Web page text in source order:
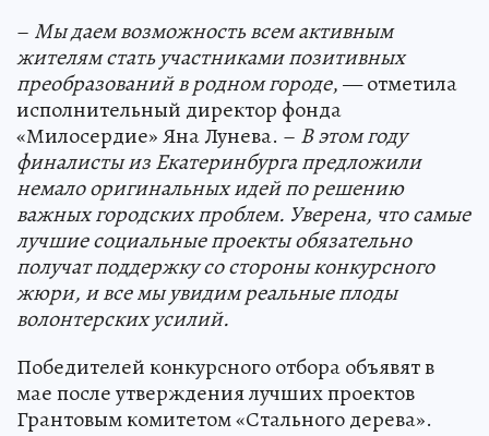
– Мы даем возможность всем активным
жителям стать участниками позитивных
преобразований в родном городе, — отметила
исполнительный директор фонда
«Милосердие» Яна Лунева. – В этом году
финалисты из Екатеринбурга предложили
немало оригинальных идей по решению
важных городских проблем. Уверена, что самые
лучшие социальные проекты обязательно
получат поддержку со стороны конкурсного
жюри, и все мы увидим реальные плоды
волонтерских усилий.
Победителей конкурсного отбора объявят в
мае после утверждения лучших проектов
Грантовым комитетом «Стального дерева».